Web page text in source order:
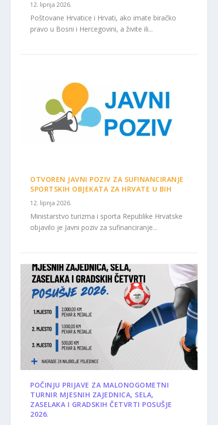
12. lipnja 2026.
Poštovane Hrvatice i Hrvati, ako imate biračko
pravo u Bosni i Hercegovini, a živite ili...
OTVOREN JAVNI POZIV ZA SUFINANCIRANJE
SPORTSKIH OBJEKATA ZA HRVATE U BIH
12. lipnja 2026.
Ministarstvo turizma i sporta Republike Hrvatske
objavilo je Javni poziv za sufinanciranje...
POČINJU PRIJAVE ZA MALONOGOMETNI
TURNIR MJESNIH ZAJEDNICA, SELA,
ZASELAKA I GRADSKIH ČETVRTI POSUŠJE
2026.